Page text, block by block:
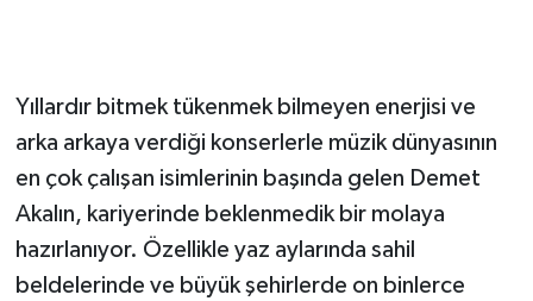
Yıllardır bitmek tükenmek bilmeyen enerjisi ve
arka arkaya verdiği konserlerle müzik dünyasının
en çok çalışan isimlerinin başında gelen Demet
Akalın, kariyerinde beklenmedik bir molaya
hazırlanıyor. Özellikle yaz aylarında sahil
beldelerinde ve büyük şehirlerde on binlerce